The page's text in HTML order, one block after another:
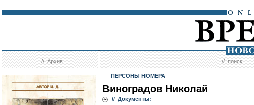
//Архив //поиск
ПЕРСОНЫ НОМЕРА
Виноградов Николай
// Документы: